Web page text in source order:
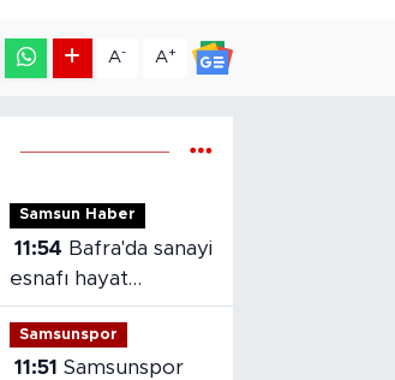
A- A+
Samsun Haber
11:54
esnafı hayat
kurtarmak için kan
verdi
Samsunspor
11:51 Samsunspor